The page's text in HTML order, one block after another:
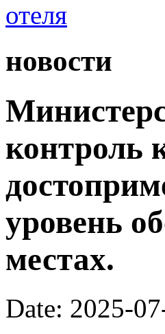
новости
контроль
уровень
местах.
Date: 2025-